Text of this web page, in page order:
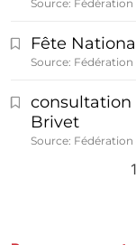
Source:
Fête
Source:
consultation
Brivet
Source:
1